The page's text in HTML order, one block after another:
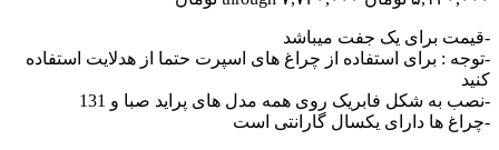
-قیمت برای یک جفت میباشد
-توجه : برای استفاده از چراغ های اسپرت حتما از هدلایت استفاده
کنید
-نصب به شکل فابریک روی همه مدل های پراید صبا و 131
-چراغ ها دارای یکسال گارانتی است